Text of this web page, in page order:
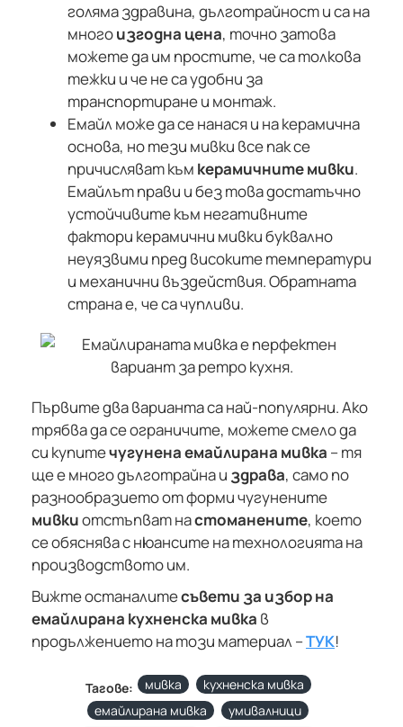
голяма здравина, дълготрайност и са на
многоизгодна цена, точно затова
можете да им простите, че са толкова
тежки и че не са удобни за
транспортиране и монтаж.
Емайл може да се нанася и на керамична
основа, но тези мивки все пак се
причисляват към керамичните мивки.
Емайлът прави и без това достатъчно
устойчивите към негативните
фактори керамични мивки буквално
неуязвими пред високите температури
и механични въздействия. Обратната
страна е, че са чупливи.
Първите два варианта са най-популярни. Ако
трябва да се ограничите, можете смело да
си купитечугунена емайлирана мивка – тя
ще е много дълготрайна и здрава, само по
разнообразието от форми чугунените
мивкиотстъпват настоманените, което
се обяснява с нюансите на технологията на
производството им.
Вижте останалитесъвети за избор на
емайлирана кухненска мивка в
продължението на този материал –ТУК!
Тагове: мивка
кухненска мивка
емайлирана мивка
умивалници